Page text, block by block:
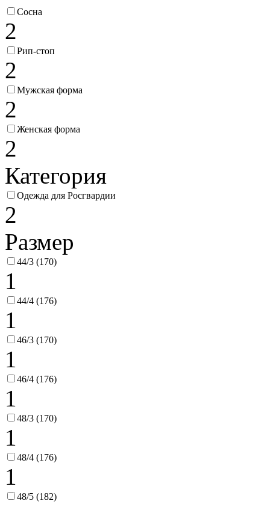
Сосна
2
Рип-стоп
2
Мужская форма
2
Женская форма
2
Категория
Одежда для Росгвардии
2
Размер
44/3 (170)
1
44/4 (176)
1
46/3 (170)
1
46/4 (176)
1
48/3 (170)
1
48/4 (176)
1
48/5 (182)